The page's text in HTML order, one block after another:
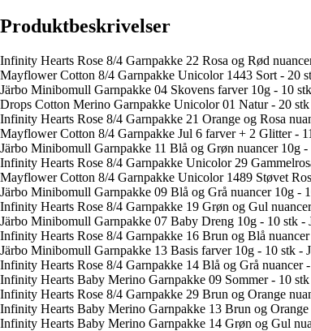
Produktbeskrivelser
Infinity Hearts Rose 8/4 Garnpakke 22 Rosa og Rød
Mayflower Cotton 8/4 Garnpakke Unicolor 1443 Sort - 20
Järbo Minibomull Garnpakke 04 Skovens farver 10g - 10
Drops Cotton Merino Garnpakke Unicolor 01 Natur - 20
Infinity Hearts Rose 8/4 Garnpakke 21 Orange og Rosa
Mayflower Cotton 8/4 Garnpakke Jul 6 farver + 2 Glitter -
Järbo Minibomull Garnpakke 11 Blå og Grøn nuancer 10g
Infinity Hearts Rose 8/4 Garnpakke Unicolor 29
Mayflower Cotton 8/4 Garnpakke Unicolor 1489 Støvet
Järbo Minibomull Garnpakke 09 Blå og Grå nuancer 10g -
Infinity Hearts Rose 8/4 Garnpakke 19 Grøn og Gul
Järbo Minibomull Garnpakke 07 Baby Dreng 10g - 10 stk
Infinity Hearts Rose 8/4 Garnpakke 16 Brun og Blå
Järbo Minibomull Garnpakke 13 Basis farver 10g - 10 stk -
Infinity Hearts Rose 8/4 Garnpakke 14 Blå og Grå nuancer
Infinity Hearts Baby Merino Garnpakke 09 Sommer - 10
Infinity Hearts Rose 8/4 Garnpakke 29 Brun og Orange
Infinity Hearts Baby Merino Garnpakke 13 Brun og
Infinity Hearts Baby Merino Garnpakke 14 Grøn og Gul